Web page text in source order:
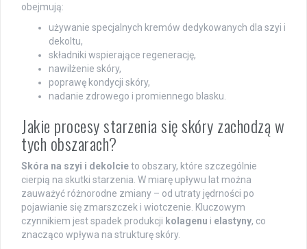
obejmują:
używanie specjalnych kremów dedykowanych dla szyi i
dekoltu,
składniki wspierające regenerację,
nawilżenie skóry,
poprawę kondycji skóry,
nadanie zdrowego i promiennego blasku.
Jakie procesy starzenia się skóry zachodzą w
tych obszarach?
Skóra na szyi i dekolcieto obszary, które szczególnie
cierpią na skutki starzenia. W miarę upływu lat można
zauważyć różnorodne zmiany – od utraty jędrności po
pojawianie się zmarszczek i wiotczenie. Kluczowym
czynnikiem jest spadek produkcji kolagenu i elastyny, co
znacząco wpływa na strukturę skóry.